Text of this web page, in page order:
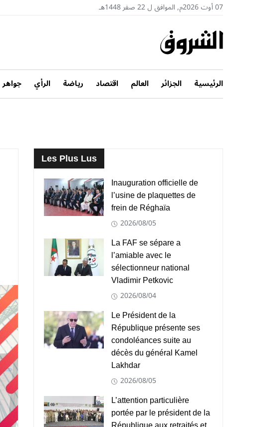
07 أوت 2026م, الموافق ل 22 صفر 1448هـ
الرئيسية الجزائر العالم اقتصاد رياضة الرأي جواهر
Les Plus Lus
Inauguration officielle de
l’usine de plaquettes de
frein de Réghaïa
2026/08/05
La FAF se sépare a
l’amiable avec le
sélectionneur national
Vladimir Petkovic
2026/08/04
Le Président de la
République présente ses
condoléances suite au
décès du général Kamel
Lakhdar
2026/08/05
L’attention particulière
portée par le président de la